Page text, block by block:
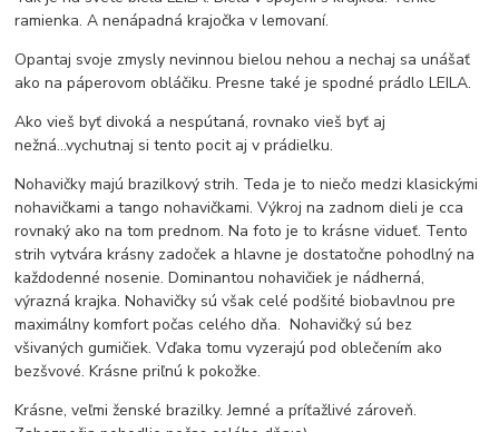
ramienka. A nenápadná krajočka v lemovaní.
Opantaj svoje zmysly nevinnou bielou nehou a nechaj sa unášať
ako na páperovom obláčiku. Presne také je spodné prádlo LEILA.
Ako vieš byť divoká a nespútaná, rovnako vieš byť aj
nežná...vychutnaj si tento pocit aj v prádielku.
Nohavičky majú brazilkový strih. Teda je to niečo medzi klasickými
nohavičkami a tango nohavičkami. Výkroj na zadnom dieli je cca
rovnaký ako na tom prednom. Na foto je to krásne vidueť. Tento
strih vytvára krásny zadoček a hlavne je dostatočne pohodlný na
každodenné nosenie. Dominantou nohavičiek je nádherná,
výrazná krajka. Nohavičky sú však celé podšité biobavlnou pre
maximálny komfort počas celého dňa. Nohavičký sú bez
všivaných gumičiek. Vďaka tomu vyzerajú pod oblečením ako
bezšvové. Krásne priľnú k pokožke.
Krásne, veľmi ženské brazilky. Jemné a príťažlivé zároveň.